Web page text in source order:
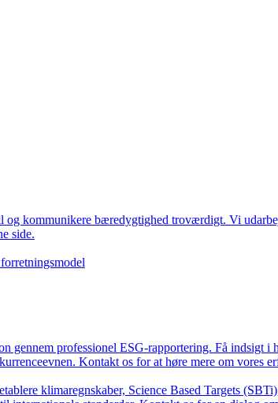
kommunikere bæredygtighed troværdigt. Vi
side.
gennem professionel ESG-rapportering. Få indsigt i
Kontakt os for at høre mere om vores
klimaregnskaber, Science Based Targets